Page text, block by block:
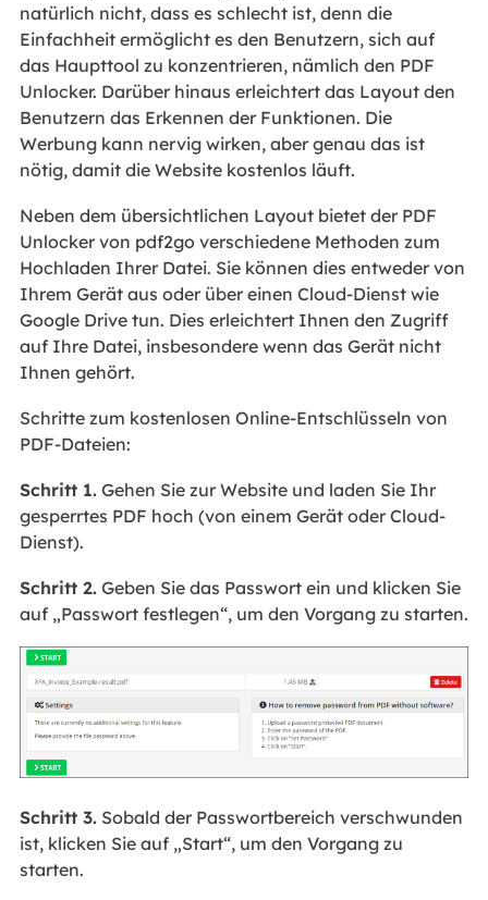
natürlich nicht, dass es schlecht ist, denn die
Einfachheit ermöglicht es den Benutzern, sich auf
das Haupttool zu konzentrieren, nämlich den PDF
Unlocker. Darüber hinaus erleichtert das Layout den
Benutzern das Erkennen der Funktionen. Die
Werbung kann nervig wirken, aber genau das ist
nötig, damit die Website kostenlos läuft.
Neben dem übersichtlichen Layout bietet der PDF
Unlocker von pdf2go verschiedene Methoden zum
Hochladen Ihrer Datei. Sie können dies entweder von
Ihrem Gerät aus oder über einen Cloud-Dienst wie
Google Drive tun. Dies erleichtert Ihnen den Zugriff
auf Ihre Datei, insbesondere wenn das Gerät nicht
Ihnen gehört.
Schritte zum kostenlosen Online-Entschlüsseln von
PDF-Dateien:
Schritt 1.Gehen Sie zur Website und laden Sie Ihr
gesperrtes PDF hoch (von einem Gerät oder Cloud-
Dienst).
Schritt 2.Geben Sie das Passwort ein und klicken Sie
auf „Passwort festlegen“, um den Vorgang zu starten.
Schritt 3.Sobald der Passwortbereich verschwunden
ist, klicken Sie auf „Start“, um den Vorgang zu
starten.